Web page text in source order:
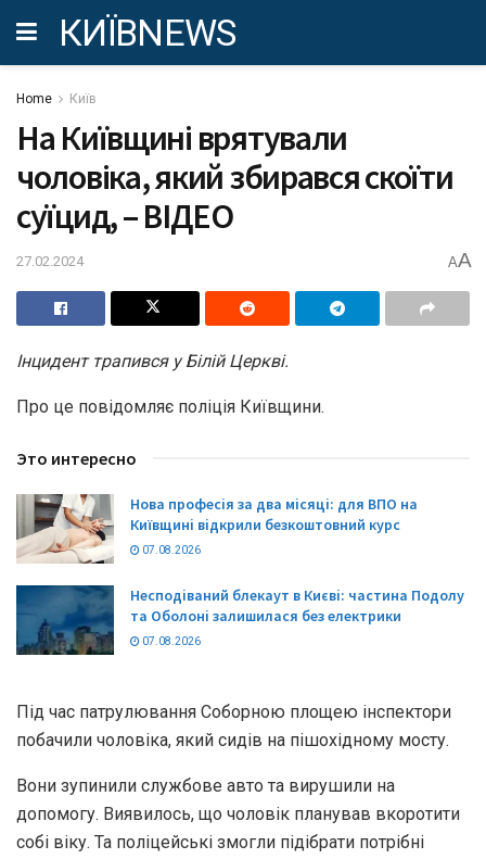
КИЇВNEWS
Home Київ
На Київщині врятували
чоловіка, який збирався скоїти
суїцид, – ВІДЕО
27.02.2024 AA
Інцидент трапився у Білій Церкві.
Про це повідомляє поліція Київщини.
Это интересно
Нова професія за два місяці: для ВПО на
Київщині відкрили безкоштовний курс
07.08.2026
Несподіваний блекаут в Києві: частина Подолу
та Оболоні залишилася без електрики
07.08.2026
Під час патрулювання Соборною площею інспектори
побачили чоловіка, який сидів на пішохідному мосту.
Вони зупинили службове авто та вирушили на
допомогу. Виявилось, що чоловік планував вкоротити
собі віку. Та поліцейські змогли підібрати потрібні